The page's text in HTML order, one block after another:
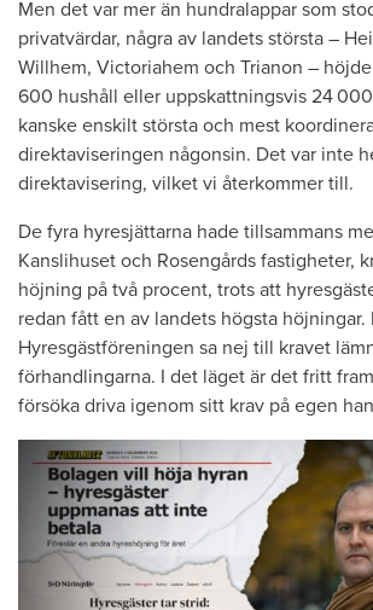
Men det var mer än hundralappar som
privatvärdar, ­några av landets största –
Willhem, Victoriahem och Trianon –
600 hushåll eller uppskattningsvis 24
kanske enskilt största och mest
direktaviseringen någonsin. Det var inte
direktavisering, vilket vi återkommer till.
De fyra hyresjättarna hade till­sammans
Kansli­huset och Rosengårds fastigheter,
höjning på två procent, trots att
redan fått en av landets högsta höjningar.
Hyresgästföreningen sa nej till kravet
förhandlingarna. I det läget är det fritt
försöka driva igenom sitt krav på egen